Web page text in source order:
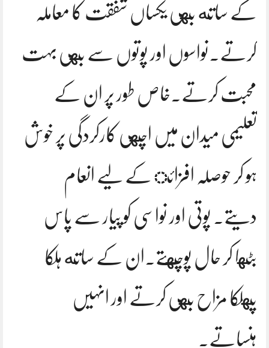
کے ساته بهی یکساں شفقت کا معاملہ
کرتے.نواسوں اور پوتوں سے بهی بہت
محبت کرتے.خاص طور پر ان کے
تعلیمی میدان میں اچهی کارکردگی پر خوش
ہو کر حوصلہ افزائ کے لیے انعام
دیتے. پوتی اور نواسی کو پیار سے پاس
بٹها کر حال پوچهتے.ان کے ساته ہلکا
پهلکا مزاح بهی کرتے اور انہیں
ہنساتے.